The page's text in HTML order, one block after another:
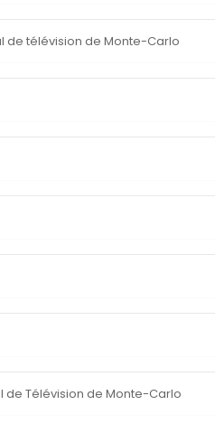
de télévision de Monte-Carlo
de Télévision de Monte-Carlo